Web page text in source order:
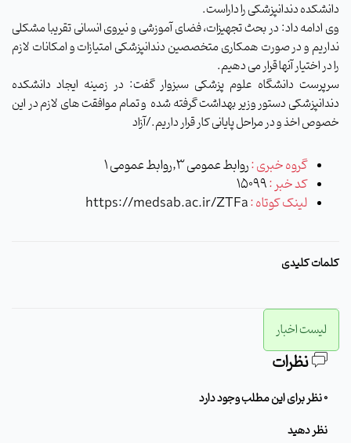
دانشکده دندانپزشکی را داراست.
وی ادامه داد: در بحث تجهیزات، فضای آموزشی و نیروی انسانی تقریبا مشکلی
نداریم و در صورت همکاری متخصصین دندانپزشکی امتیازات و امکانات لازم
را در اختیار آنها قرار می دهیم.
سرپرست دانشگاه علوم پزشکی سبزوار گفت: در زمینه ایجاد دانشکده
دندانپزشکی دستور وزیر بهداشت گرفته شده و تمام موافقت های لازم در این
خصوص اخذ و در مراحل پایانی کار قرار داریم./آزاد
گروه خبری :روابط عمومی 3,روابط عمومی 1
کد خبر :15099
لینک کوتاه :https://medsab.ac.ir/ZTFa
کلمات کلیدی
لیست اخبار
نظرات
0 نظر برای این مطلب وجود دارد
نظر دهید